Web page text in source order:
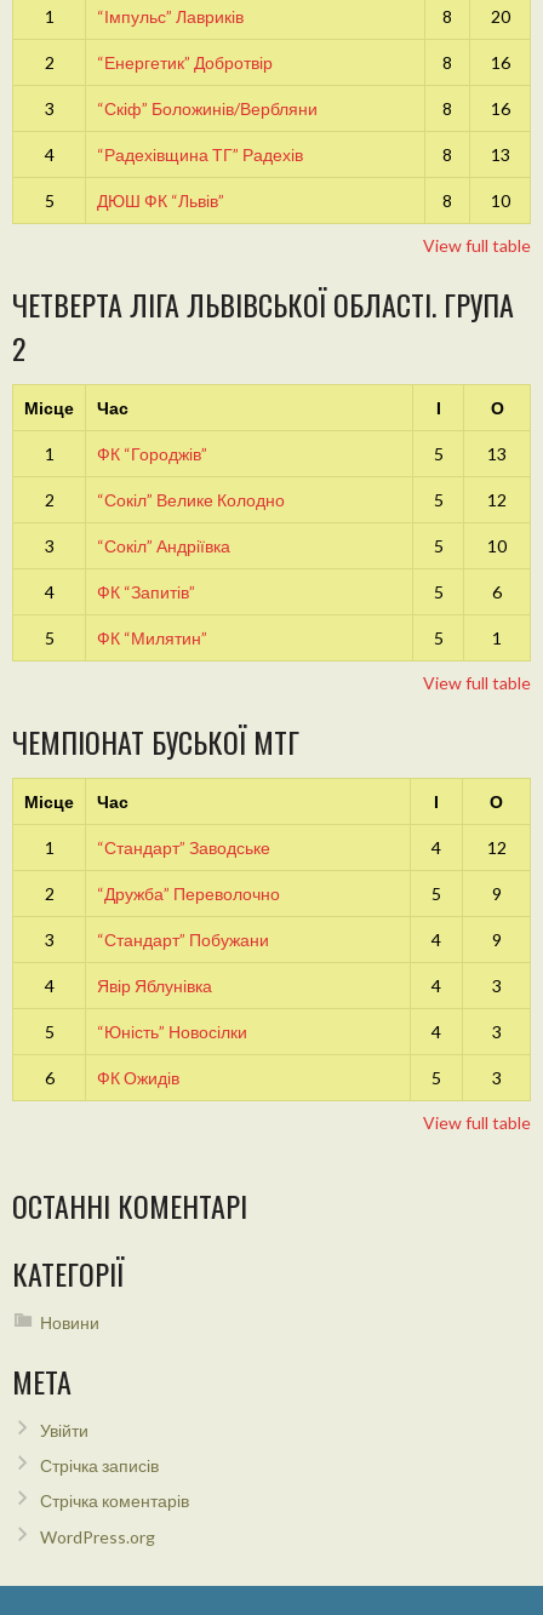
1 “Імпульс” Лавриків 8 20
2 “Енергетик” Добротвір 8 16
3 “Скіф” Боложинів/Вербляни 8 16
4 “Радехівщина ТГ” Радехів 8 13
5 ДЮШ ФК “Львів” 8 10
View full table
ЧЕТВЕРТА ЛІГА ЛЬВІВСЬКОЇ ОБЛАСТІ. ГРУПА
2
Місце Час І О
1 ФК “Городжів” 5 13
2 “Сокіл” Велике Колодно 5 12
3 “Сокіл” Андріївка 5 10
4 ФК “Запитів” 5 6
5 ФК “Милятин” 5 1
View full table
ЧЕМПІОНАТ БУСЬКОЇ МТГ
Місце Час І О
1 “Стандарт” Заводське 4 12
2 “Дружба” Переволочно 5 9
3 “Стандарт” Побужани 4 9
4 Явір Яблунівка 4 3
5 “Юність” Новосілки 4 3
6 ФК Ожидів 5 3
View full table
ОСТАННІ КОМЕНТАРІ
КАТЕГОРІЇ
Новини
МЕТА
Увійти
Стрічка записів
Стрічка коментарів
WordPress.org